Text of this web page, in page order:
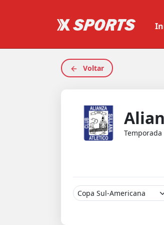
Voltar
Temporada